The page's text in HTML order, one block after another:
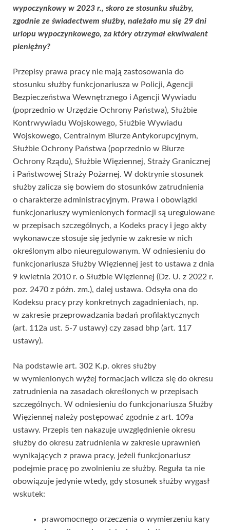
wypoczynkowy w 2023 r., skoro ze stosunku służby,
zgodnie ze świadectwem służby, należało mu się 29 dni
urlopu wypoczynkowego, za który otrzymał ekwiwalent
pieniężny?
Przepisy prawa pracy nie mają zastosowania do
stosunku służby funkcjonariusza w Policji, Agencji
Bezpieczeństwa Wewnętrznego i Agencji Wywiadu
(poprzednio w Urzędzie Ochrony Państwa), Służbie
Kontrwywiadu Wojskowego, Służbie Wywiadu
Wojskowego, Centralnym Biurze Antykorupcyjnym,
Służbie Ochrony Państwa (poprzednio w Biurze
Ochrony Rządu), Służbie Więziennej, Straży Granicznej
i Państwowej Straży Pożarnej. W doktrynie stosunek
służby zalicza się bowiem do stosunków zatrudnienia
o charakterze administracyjnym. Prawa i obowiązki
funkcjonariuszy wymienionych formacji są uregulowane
w przepisach szczególnych, a Kodeks pracy i jego akty
wykonawcze stosuje się jedynie w zakresie w nich
określonym albo nieuregulowanym. W odniesieniu do
funkcjonariusza Służby Więziennej jest to ustawa z dnia
9 kwietnia 2010 r. o Służbie Więziennej (Dz. U. z 2022 r.
poz. 2470 z późn. zm.), dalej ustawa. Odsyła ona do
Kodeksu pracy przy konkretnych zagadnieniach, np.
w zakresie przeprowadzania badań profilaktycznych
(art. 112a ust. 5-7 ustawy) czy zasad bhp (art. 117
ustawy).
Na podstawie art. 302 K.p. okres służby
w wymienionych wyżej formacjach wlicza się do okresu
zatrudnienia na zasadach określonych w przepisach
szczególnych. W odniesieniu do funkcjonariusza Służby
Więziennej należy postępować zgodnie z art. 109a
ustawy. Przepis ten nakazuje uwzględnienie okresu
służby do okresu zatrudnienia w zakresie uprawnień
wynikających z prawa pracy, jeżeli funkcjonariusz
podejmie pracę po zwolnieniu ze służby. Reguła ta nie
obowiązuje jedynie wtedy, gdy stosunek służby wygasł
wskutek:
prawomocnego orzeczenia o wymierzeniu kary